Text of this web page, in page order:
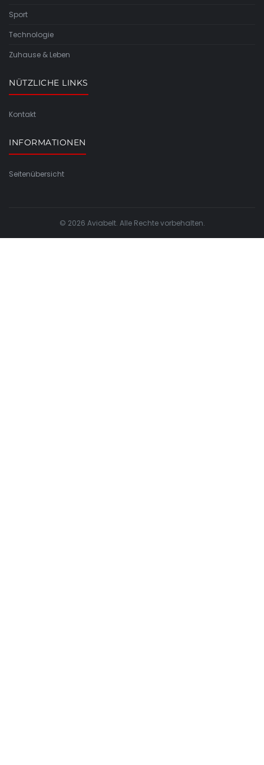
Sport
Technologie
Zuhause & Leben
NÜTZLICHE LINKS
Kontakt
INFORMATIONEN
Seitenübersicht
© 2026 Aviabelt. Alle Rechte vorbehalten.